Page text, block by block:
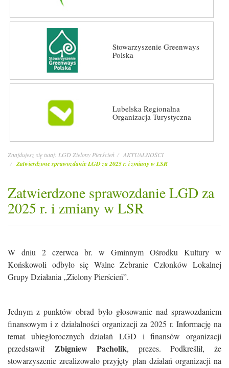
Stowarzyszenie Greenways
Polska
Lubelska Regionalna
Organizacja Turystyczna
Znajdujesz się tutaj: LGD Zielony Pierścień AKTUALNOŚCI
Zatwierdzone sprawozdanie LGD za 2025 r. i zmiany w LSR
Zatwierdzone sprawozdanie LGD za
2025 r. i zmiany w LSR
W dniu 2 czerwca br. w Gminnym Ośrodku Kultury w
Końskowoli odbyło się Walne Zebranie Członków Lokalnej
Grupy Działania „Zielony Pierścień”.
Jednym z punktów obrad było głosowanie nad sprawozdaniem
finansowym i z działalności organizacji za 2025 r. Informację na
temat ubiegłorocznych działań LGD i finansów organizacji
przedstawił Zbigniew Pacholik, prezes. Podkreślił, że
stowarzyszenie zrealizowało przyjęty plan działań organizacji na